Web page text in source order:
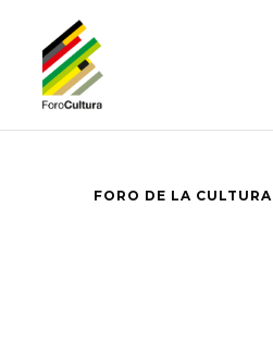
FORO DE LA CULTURA